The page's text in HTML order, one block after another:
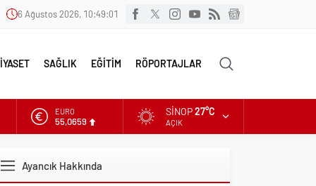
6 Ağustos 2026, 10:49:02
SAĞLIK EĞİTİM RÖPORTAJLAR
ALTIN
6.521,17
EURO
SINOP27°C
AÇIK
Ayancık Hakkında